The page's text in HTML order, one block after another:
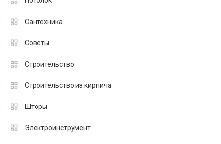
Сантехника
Советы
Строительство
Строительство из кирпича
Шторы
Электроинструмент